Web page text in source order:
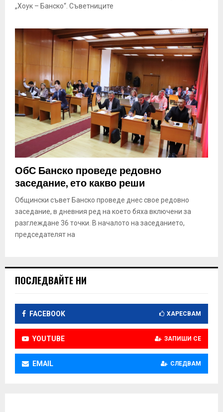
„Хоук – Банско“. Съветниците
ОбС Банско проведе редовно
заседание, ето какво реши
Общински съвет Банско проведе днес свое редовно
заседание, в дневния ред на което бяха включени за
разглеждане 36 точки. В началото на заседанието,
председателят на
ПОСЛЕДВАЙТЕ НИ
FACEBOOK ХАРЕСВАМ
YOUTUBE ЗАПИШИ СЕ
EMAIL СЛЕДВАМ